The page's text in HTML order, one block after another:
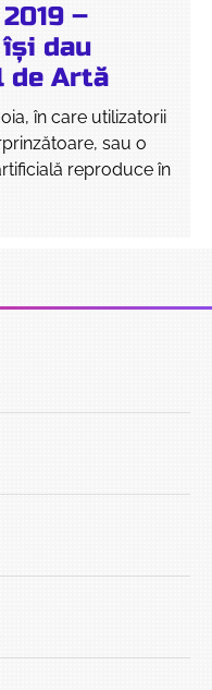
–
dau
de Artă
în care utilizatorii
sau o
reproduce în